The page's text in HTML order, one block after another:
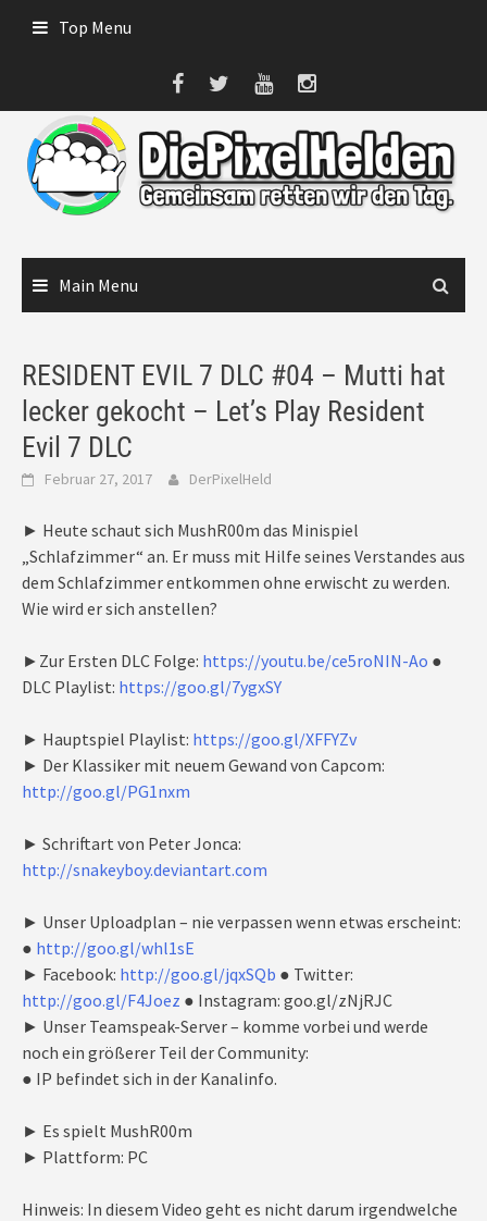
Top Menu
Main Menu
RESIDENT EVIL 7 DLC #04 – Mutti hat
lecker gekocht – Let’s Play Resident
Evil 7 DLC
Februar 27, 2017 DerPixelHeld
► Heute schaut sich MushR00m das Minispiel
„Schlafzimmer“ an. Er muss mit Hilfe seines Verstandes aus
dem Schlafzimmer entkommen ohne erwischt zu werden.
Wie wird er sich anstellen?
►Zur Ersten DLC Folge: https://youtu.be/ce5roNIN-Ao ●
DLC Playlist: https://goo.gl/7ygxSY
► Hauptspiel Playlist: https://goo.gl/XFFYZv
► Der Klassiker mit neuem Gewand von Capcom:
http://goo.gl/PG1nxm
► Schriftart von Peter Jonca:
http://snakeyboy.deviantart.com
► Unser Uploadplan – nie verpassen wenn etwas erscheint:
● http://goo.gl/whl1sE
► Facebook: http://goo.gl/jqxSQb ● Twitter:
http://goo.gl/F4Joez ● Instagram: goo.gl/zNjRJC
► Unser Teamspeak-Server – komme vorbei und werde
noch ein größerer Teil der Community:
● IP befindet sich in der Kanalinfo.
► Es spielt MushR00m
► Plattform: PC
Hinweis: In diesem Video geht es nicht darum irgendwelche